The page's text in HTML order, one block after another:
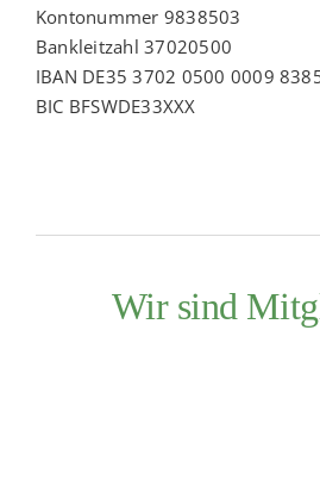
Kontonummer 9838503
Bankleitzahl 37020500
IBAN DE35 3702 0500 0009
BIC BFSWDE33XXX
Wir sind